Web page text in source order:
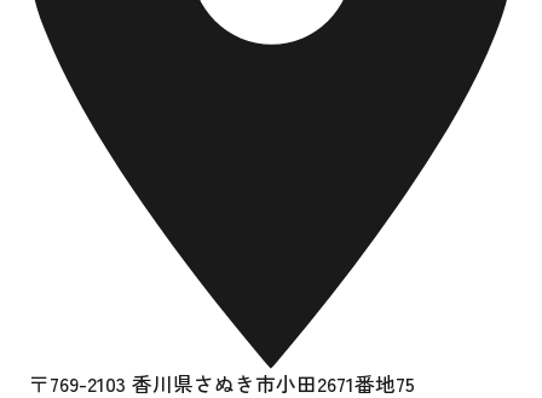
〒769-2103 香川県さぬき市小田2671番地75